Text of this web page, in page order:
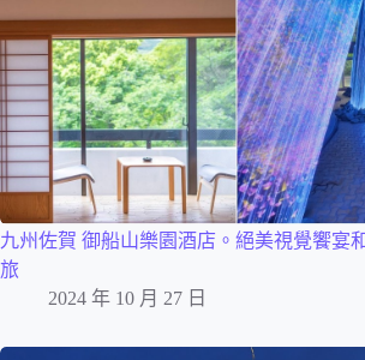
九州佐賀 御船山樂園酒店。絕美視覺饗宴
旅
2024 年 10 月 27 日